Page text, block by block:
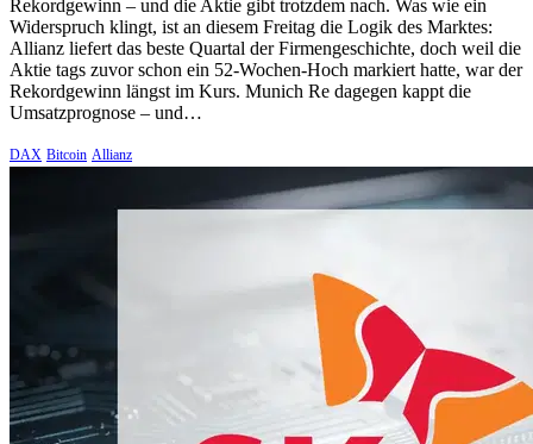
Rekordgewinn – und die Aktie gibt trotzdem nach. Was wie ein
Widerspruch klingt, ist an diesem Freitag die Logik des Marktes:
Allianz liefert das beste Quartal der Firmengeschichte, doch weil die
Aktie tags zuvor schon ein 52-Wochen-Hoch markiert hatte, war der
Rekordgewinn längst im Kurs. Munich Re dagegen kappt die
Umsatzprognose – und…
DAX Bitcoin Allianz